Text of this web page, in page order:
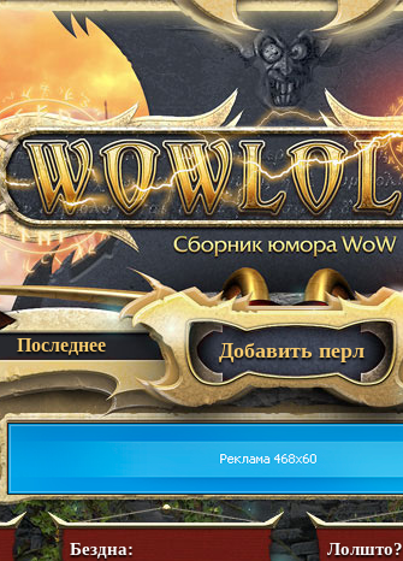
Последнее Добавить перл
Бездна:
Лолшто?